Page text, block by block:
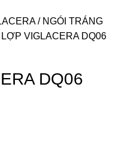
NGÓI TRÁNG
LỢP VIGLACERA DQ06
DQ06